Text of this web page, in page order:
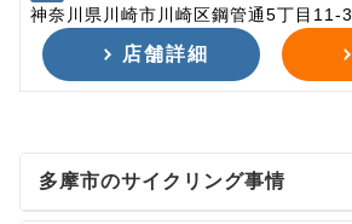
神奈川県川崎市川崎区鋼管通5丁目11-3
店舗詳細
多摩市のサイクリング事情